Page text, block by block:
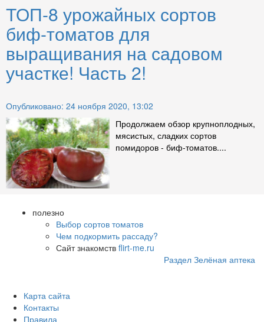
ТОП-8 урожайных сортов
биф-томатов для
выращивания на садовом
участке! Часть 2!
Опубликовано: 24 ноября 2020, 13:02
Продолжаем обзор крупноплодных,
мясистых, сладких сортов
помидоров - биф-томатов....
полезно
Выбор сортов томатов
Чем подкормить рассаду?
Сайт знакомств flirt-me.ru
Раздел Зелёная аптека
Карта сайта
Контакты
Правила